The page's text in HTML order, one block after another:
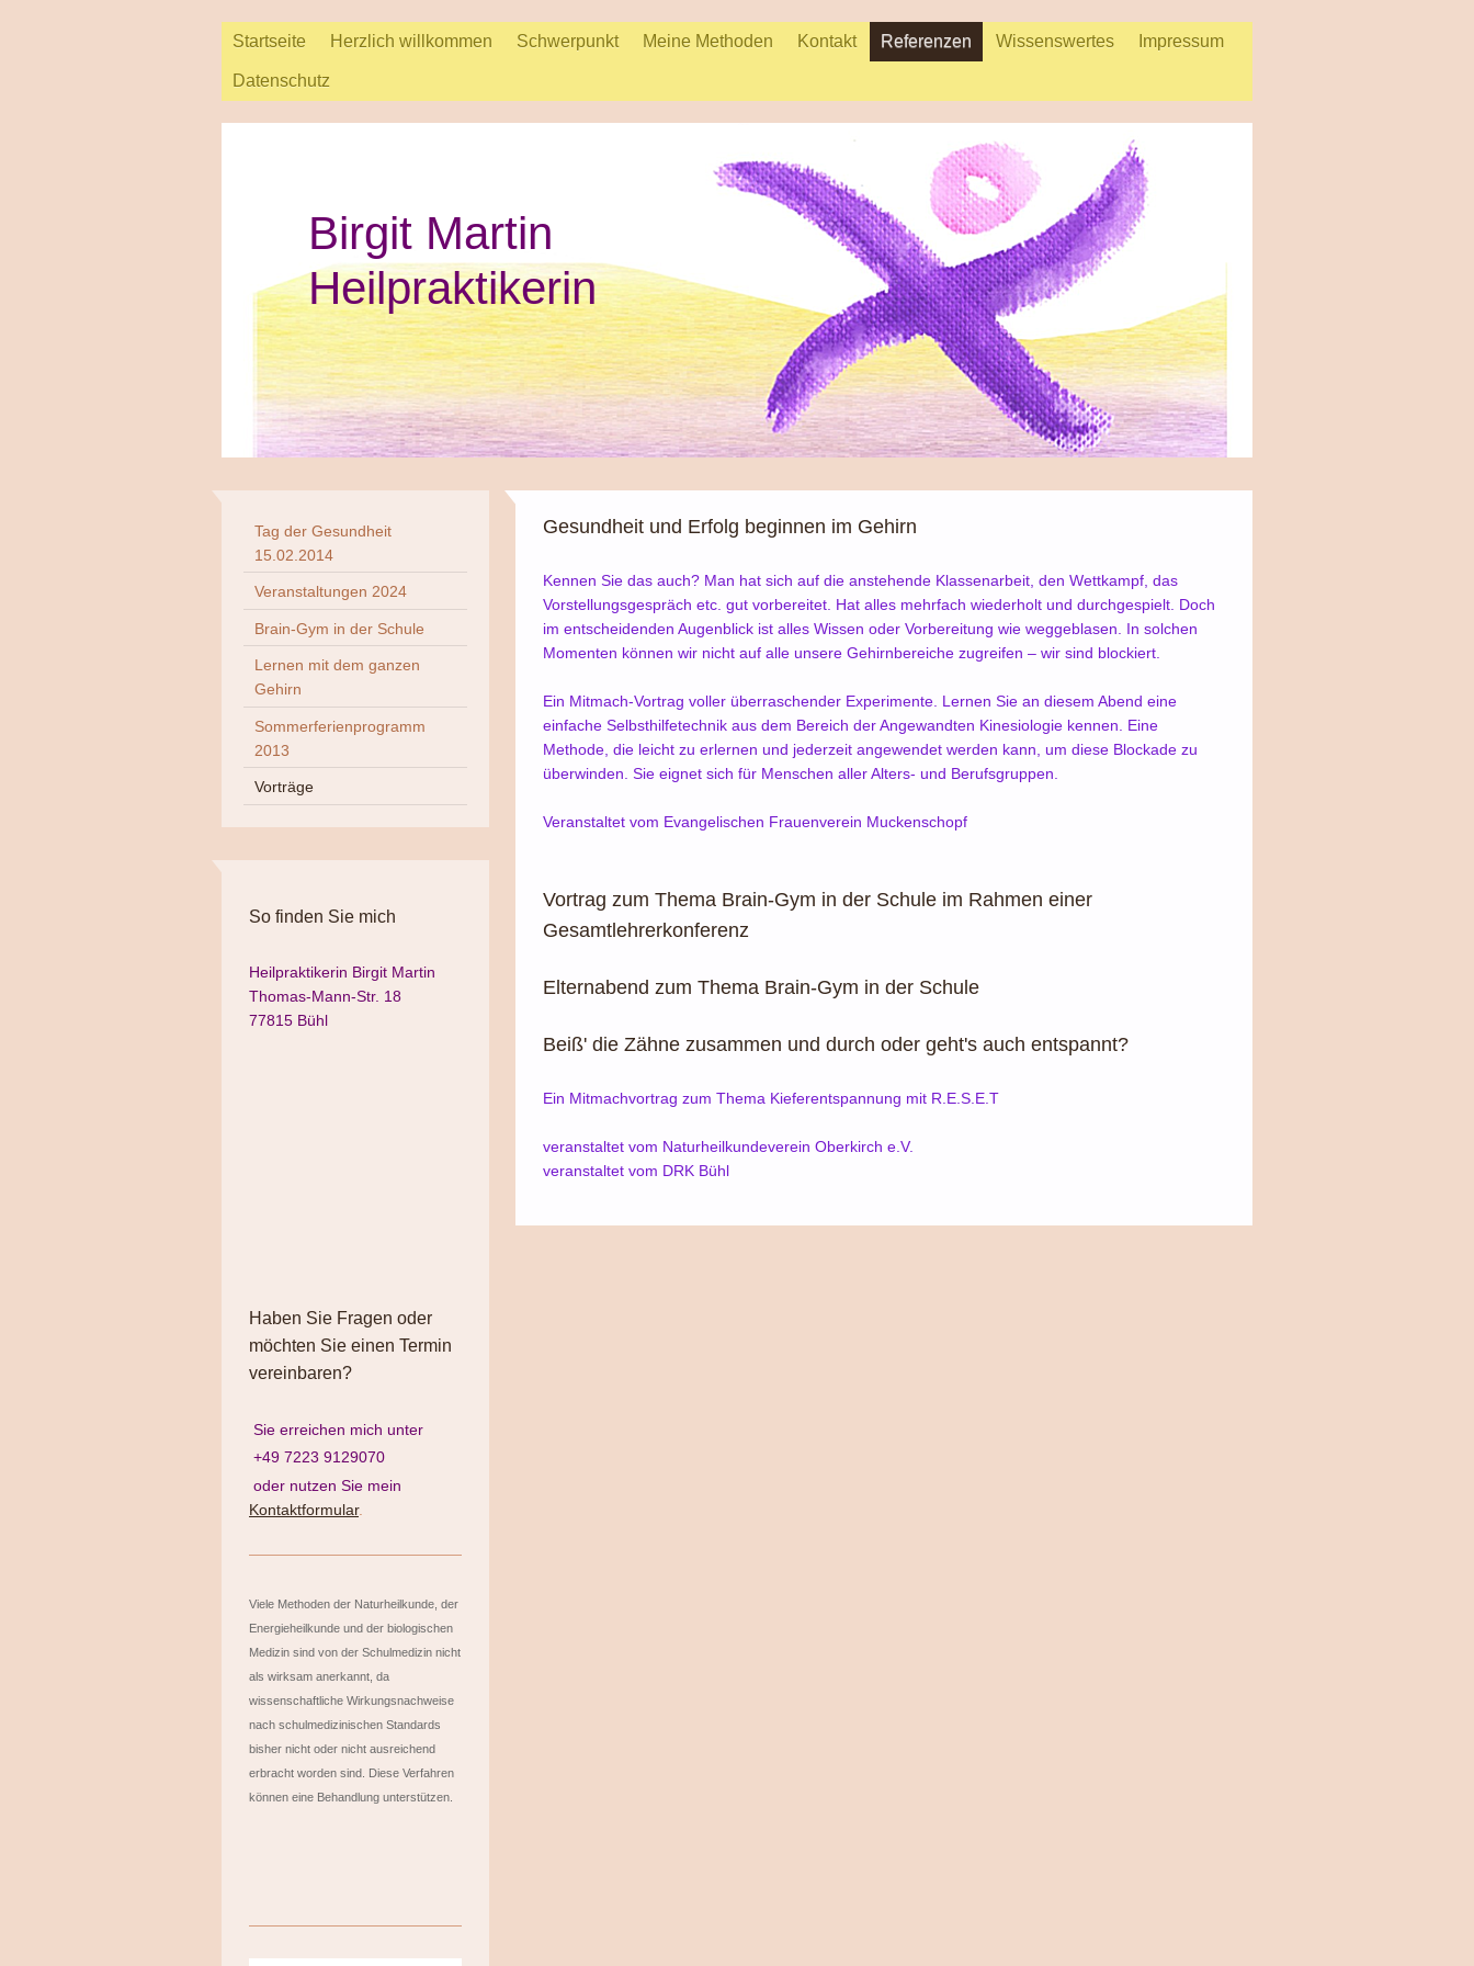
Startseite Herzlich willkommen Schwerpunkt Meine Methoden Kontakt Referenzen Wissenswertes Impressum
Datenschutz
Birgit Martin
Heilpraktikerin
Gesundheit und Erfolg beginnen im Gehirn
Kennen Sie das auch? Man hat sich auf die anstehende Klassenarbeit, den Wettkampf, das
Vorstellungsgespräch etc. gut vorbereitet. Hat alles mehrfach wiederholt und durchgespielt. Doch
im entscheidenden Augenblick ist alles Wissen oder Vorbereitung wie weggeblasen. In solchen
Momenten können wir nicht auf alle unsere Gehirnbereiche zugreifen – wir sind blockiert.
Ein Mitmach-Vortrag voller überraschender Experimente. Lernen Sie an diesem Abend eine
einfache Selbsthilfetechnik aus dem Bereich der Angewandten Kinesiologie kennen. Eine
Methode, die leicht zu erlernen und jederzeit angewendet werden kann, um diese Blockade zu
überwinden. Sie eignet sich für Menschen aller Alters- und Berufsgruppen.
Veranstaltet vom Evangelischen Frauenverein Muckenschopf
Vortrag zum Thema Brain-Gym in der Schule im Rahmen einer
Gesamtlehrerkonferenz
Elternabend zum Thema Brain-Gym in der Schule
Beiß' die Zähne zusammen und durch oder geht's auch entspannt?
Ein Mitmachvortrag zum Thema Kieferentspannung mit R.E.S.E.T
veranstaltet vom Naturheilkundeverein Oberkirch e.V.
veranstaltet vom DRK Bühl
Tag der Gesundheit
15.02.2014
Veranstaltungen 2024
Brain-Gym in der Schule
Lernen mit dem ganzen
Gehirn
Sommerferienprogramm
2013
Vorträge
So finden Sie mich
Heilpraktikerin Birgit Martin
Thomas-Mann-Str. 18
77815 Bühl
Haben Sie Fragen oder
möchten Sie einen Termin
vereinbaren?
Sie erreichen mich unter
+49 7223 9129070
oder nutzen Sie mein
Kontaktformular.
Viele Methoden der Naturheilkunde, der
Energieheilkunde und der biologischen
Medizin sind von der Schulmedizin nicht
als wirksam anerkannt, da
wissenschaftliche Wirkungsnachweise
nach schulmedizinischen Standards
bisher nicht oder nicht ausreichend
erbracht worden sind. Diese Verfahren
können eine Behandlung unterstützen.